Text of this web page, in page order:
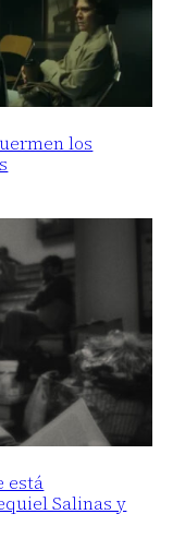
los
está
Salinas y